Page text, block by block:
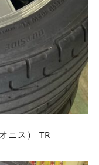
ニス） TR